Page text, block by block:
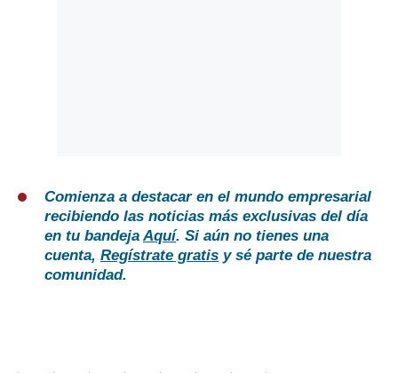
Comienza a destacar en el mundo empresarial
recibiendo las noticias más exclusivas del día
en tu bandejaAquí. Si aún no tienes una
cuenta, Regístrate gratis y sé parte de nuestra
comunidad.